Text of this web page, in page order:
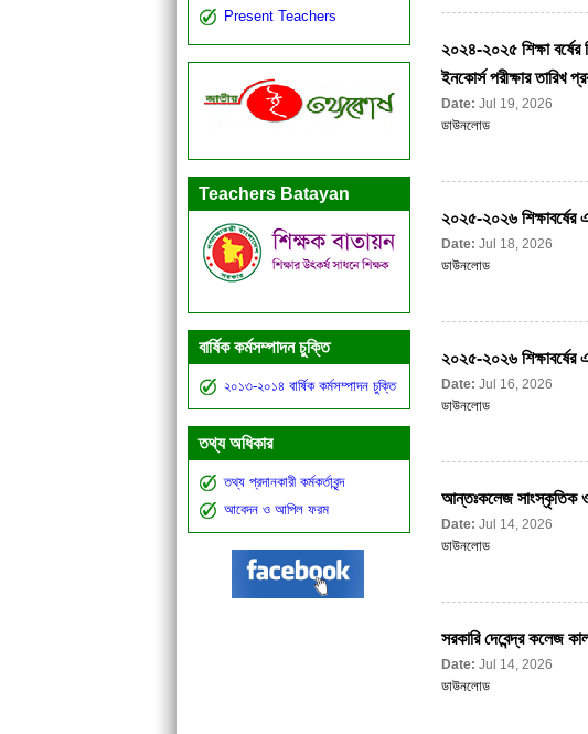
Present Teachers
Teachers Batayan
বার্ষিক কর্মসম্পাদন চুক্তি
২০১৩-২০১৪ বার্ষিক কর্মসম্পাদন চুক্তি
তথ্য অধিকার
তথ্য প্রদানকারী কর্মকর্তাবৃন্দ
আবেদন ও আপিল ফরম
২০২৪-২০২৫ শিক্ষা বর্ষের
ইনকোর্স পরীক্ষার তারিখ
Date: Jul 19, 2026
ডাউনলোড
২০২৫-২০২৬ শিক্ষাবর্ষের
Date: Jul 18, 2026
ডাউনলোড
২০২৫-২০২৬ শিক্ষাবর্ষের
Date: Jul 16, 2026
ডাউনলোড
আন্তঃকলেজ সাংস্কৃতিক ও
Date: Jul 14, 2026
ডাউনলোড
সরকারি দেবেন্দ্র কলেজ
Date: Jul 14, 2026
ডাউনলোড